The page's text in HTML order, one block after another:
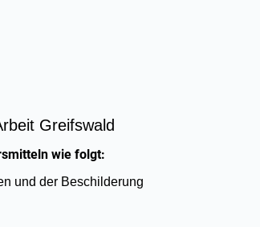
Greifswald
wie folgt:
und der Beschilderung